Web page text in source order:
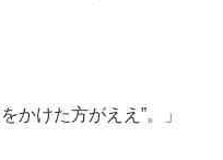
かけた方がええ”。」